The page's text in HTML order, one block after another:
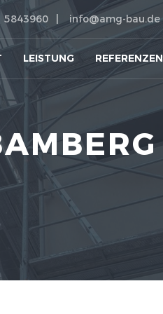
LEISTUNG REFERENZEN
5843960 info@amg-bau.de